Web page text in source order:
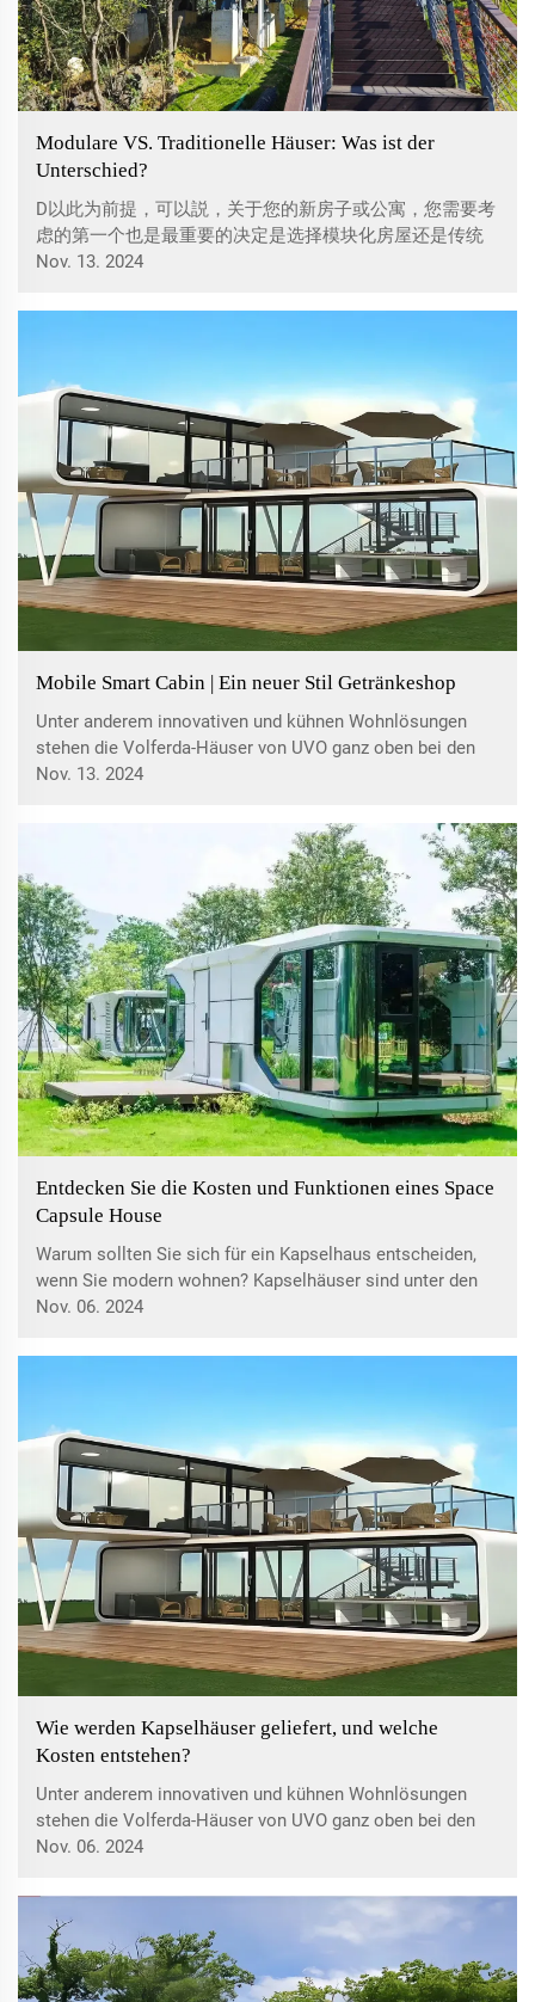
Modulare VS. Traditionelle Häuser: Was ist der
Unterschied?
D以此为前提，可以説，关于您的新房子或公寓，您需要考
虑的第一个也是最重要的决定是选择模块化房屋还是传统
建造的房屋。每种建筑方法都有其自身的优缺点，权衡它
着眼于模块化房屋和传统房屋之间几个重要的差异，涉及
Nov. 13. 2024
Mobile Smart Cabin | Ein neuer Stil Getränkeshop
Unter anderem innovativen und kühnen Wohnlösungen
stehen die Volferda-Häuser von UVO ganz oben bei den
siegreichen Innovationen. Unsere Verpflichtung gegenüber
Kapselhäusern, die darauf ausgelegt sind, der Natur des
Lebens in hämodynamischen Umgebungen gerecht zu
werden.
Nov. 13. 2024
Entdecken Sie die Kosten und Funktionen eines Space
Capsule House
Warum sollten Sie sich für ein Kapselhaus entscheiden,
wenn Sie modern wohnen? Kapselhäuser sind unter den
neuesten Wohninnovationen einzigartig, da sie großen
Jedes einzelne Element in solchen Häusern wurde
Nov. 06. 2024
Wie werden Kapselhäuser geliefert, und welche
Kosten entstehen?
Unter anderem innovativen und kühnen Wohnlösungen
stehen die Volferda-Häuser von UVO ganz oben bei den
siegreichen Innovationen. Unsere Verpflichtung gegenüber
Kapselhäusern, die darauf ausgelegt sind, der Natur des
Lebens in hämodynamischen Umgebungen gerecht zu
werden.
Nov. 06. 2024